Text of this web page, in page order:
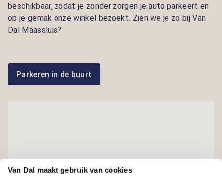
Van Dal maakt gebruik van cookies
beschikbaar, zodat je zonder zorgen je auto parkeert en
op je gemak onze winkel bezoekt. Zien we je zo bij Van
Dal Maassluis?
Parkeren in de buurt